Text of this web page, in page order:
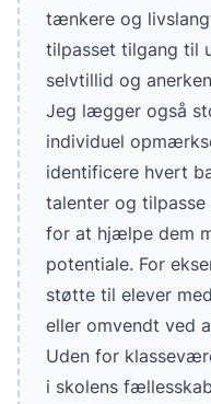
tænkere og
tilpasset tilgang til
selvtillid og
Jeg lægger også
individuel
identificere hvert
talenter og tilpasse
for at hjælpe dem
potentiale. For
støtte til elever
eller omvendt ved
Uden for
i skolens